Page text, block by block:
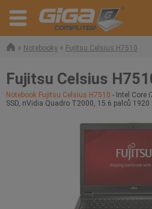
» Notebooky » Fujitsu Celsius H7510
Fujitsu Celsius
Notebook Fujitsu Celsius H7510 - Intel Core
SSD, nVidia Quadro T2000, 15.6 palců